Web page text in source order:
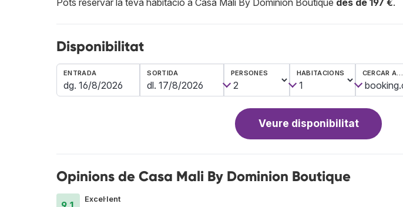
Pots reservar la teva habitació a Casa Mali By Dominion Boutique des de 197 €.
Disponibilitat
ENTRADA SORTIDA PERSONES HABITACIONS CERCAR A…
Veure disponibilitat
Opinions de Casa Mali By Dominion Boutique
Excel·lent